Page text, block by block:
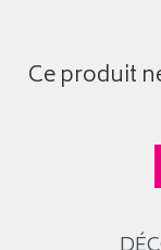
Ce produit